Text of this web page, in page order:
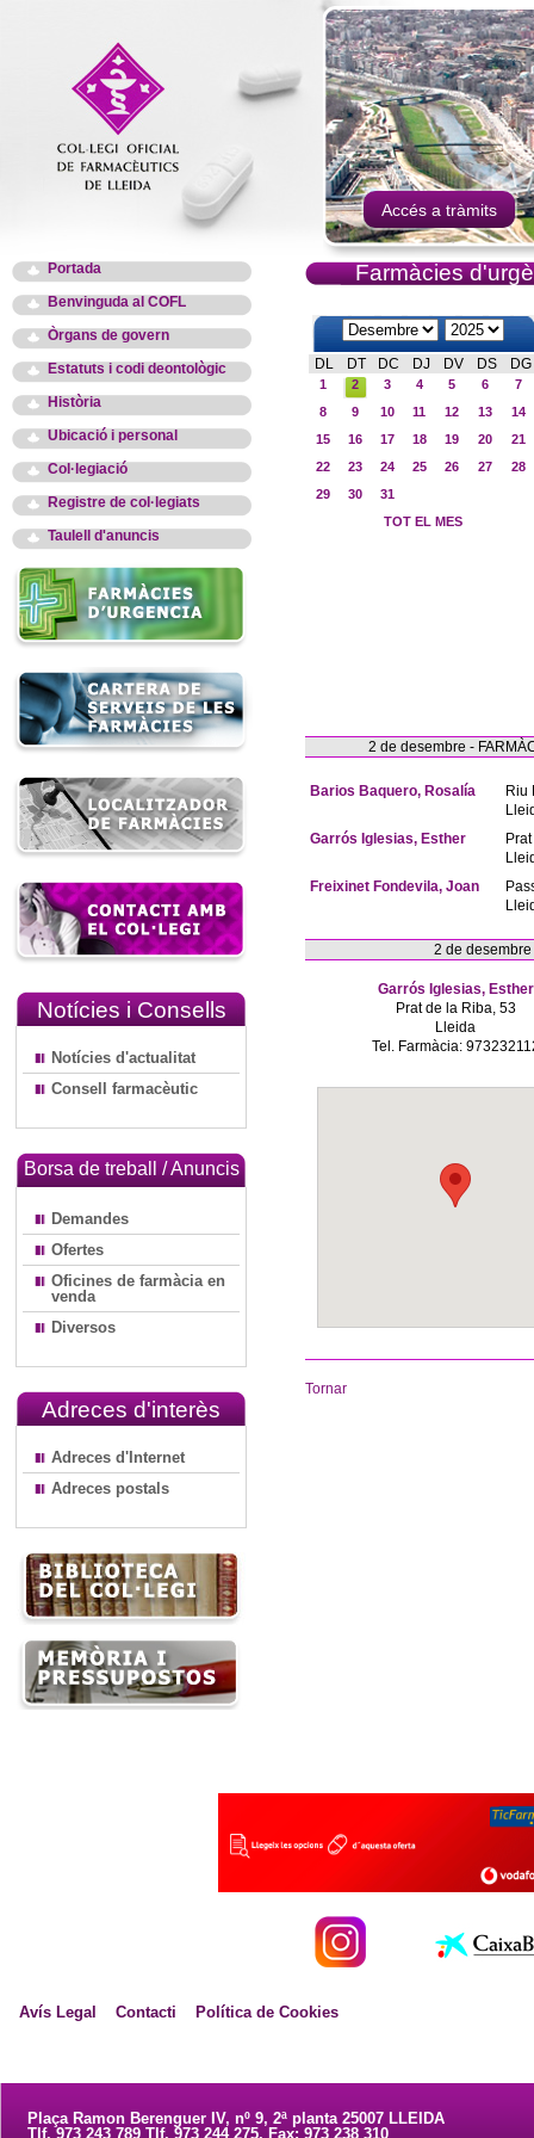
Accés a tràmits
Portada
Benvinguda al COFL
Òrgans de govern
Estatuts i codi deontològic
Història
Ubicació i personal
Col·legiació
Registre de col·legiats
Taulell d'anuncis
Notícies i Consells
Notícies d'actualitat
Consell farmacèutic
Borsa de treball / Anuncis
Demandes
Ofertes
Oficines de farmàcia en
venda
Diversos
Adreces d'interès
Adreces d'Internet
Adreces postals
Farmàcies
DL DT DC DJ DV DS DG
1 2 3 4 5 6
7
8
9 10 11 12 13
14
15
16 17 18 19 20
21
22
23 24 25 26 27
28
29
30
31
TOT EL MES
2 de desembre -
Barios Baquero, Rosalía
Riu
Garrós Iglesias, Esther
Freixinet Fondevila, Joan
2 de
Garrós Iglesias, Esther
Prat de la Riba, 53
Lleida
Tel. Farmàcia:
Tornar
Avís Legal Contacti Política de Cookies
Plaça Ramon Berenguer IV, nº 9, 2ª planta 25007 LLEIDA
Tlf. 973 243 789 Tlf. 973 244 275. Fax: 973 238 310